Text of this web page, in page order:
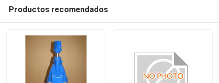
Productos recomendados